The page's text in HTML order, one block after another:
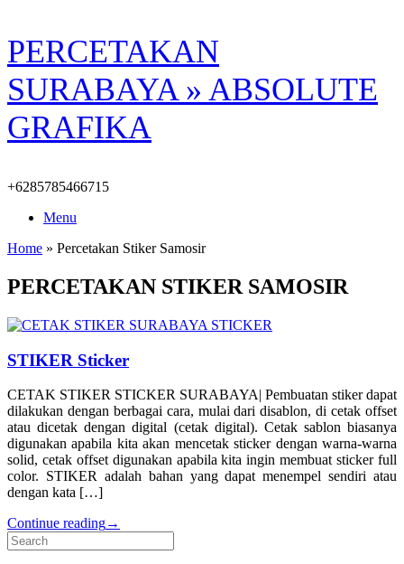
Skip
to
content
PERCETAKAN
SURABAYA » ABSOLUTE
GRAFIKA
+6285785466715
Menu
Home » Percetakan Stiker Samosir
PERCETAKAN STIKER SAMOSIR
STIKER Sticker
CETAK STIKER STICKER SURABAYA| Pembuatan stiker dapat
dilakukan dengan berbagai cara, mulai dari disablon, di cetak offset
atau dicetak dengan digital (cetak digital). Cetak sablon biasanya
digunakan apabila kita akan mencetak sticker dengan warna-warna
solid, cetak offset digunakan apabila kita ingin membuat sticker full
color. STIKER adalah bahan yang dapat menempel sendiri atau
dengan kata […]
Continue reading→
Search
for: